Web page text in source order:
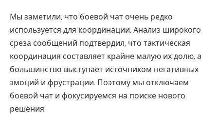
Мы заметили, что боевой чат очень редко
используется для координации. Анализ широкого
среза сообщений подтвердил, что тактическая
координация составляет крайне малую их долю, а
большинство выступает источником негативных
эмоций и фрустрации. Поэтому мы отключаем
боевой чат и фокусируемся на поиске нового
решения.